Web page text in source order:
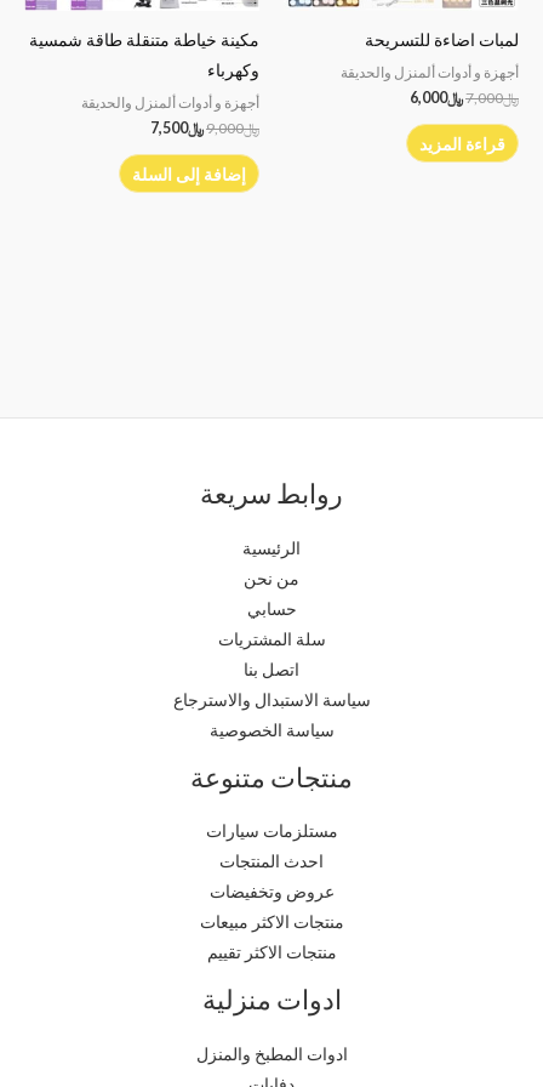
لمبات اضاءة للتسريحة
أجهزة و أدوات ألمنزل والحديقة
﷼7,000﷼6,000
قراءة المزيد
مكينة خياطة متنقلة طاقة شمسية
وكهرباء
أجهزة و أدوات ألمنزل والحديقة
﷼9,000﷼7,500
إضافة إلى السلة
روابط سريعة
الرئيسية
من نحن
حسابي
سلة المشتريات
اتصل بنا
سياسة الاستبدال والاسترجاع
سياسة الخصوصية
منتجات متنوعة
مستلزمات سيارات
احدث المنتجات
عروض وتخفيضات
منتجات الاكثر مبيعات
منتجات الاكثر تقييم
ادوات منزلية
ادوات المطبخ والمنزل